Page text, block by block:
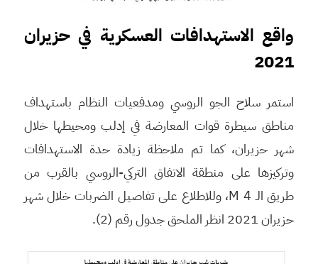
واقع الاستهدافات العسكرية في حزيران
2021
استمر سلاح الجو الروسي ومدفعيات النظام باستهداف
مناطق سيطرة قوات المعارضة في إدلب ومحيطها خلال
شهر حزيران، كما تم ملاحظة زيادة حدة الاستهدافات
وتركيزها على منطقة الاتفاق التركي-الروسي بالقرب من
طريق الـ M 4، وللاطلاع على تفاصيل الضربات خلال شهر
حزيران 2021 انظر الملحق جدول رقم (2).